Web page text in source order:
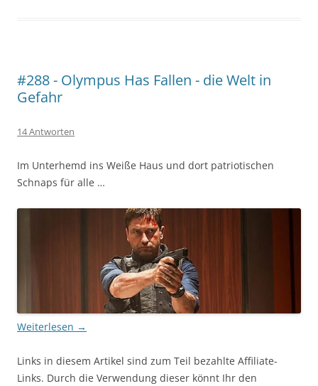
#288 - Olympus Has Fallen - die Welt in
Gefahr
14 Antworten
Im Unterhemd ins Weiße Haus und dort patriotischen
Schnaps für alle …
Weiterlesen →
Links in diesem Artikel sind zum Teil bezahlte Affiliate-
Links. Durch die Verwendung dieser könnt Ihr den